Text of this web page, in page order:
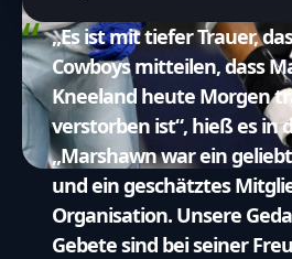
„Es ist mit tiefer Trauer,
Cowboys mitteilen, dass
Kneeland heute Morgen
verstorben ist“, hieß es in
„Marshawn war ein
und ein geschätztes
Organisation. Unsere
Gebete sind bei seiner